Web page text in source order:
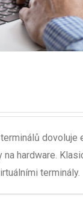
dovoluje
hardware.
terminály.